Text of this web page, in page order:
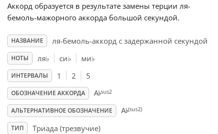
Dansk
Deutsch
Español
Français
Аккорд образуется в результате замены терции ля-
бемоль-мажорного аккорда большой секундой.
НАЗВАНИЕ ля-бемоль-аккорд с задержанной секундой
НОТЫ ля♭ си♭ ми♭
ИНТЕРВАЛЫ 1 2 5
ОБОЗНАЧЕНИЕ АККОРДА A♭sus2
АЛЬТЕРНАТИВНОЕ ОБОЗНАЧЕНИЕ A♭(sus2)
ТИП Триада (трезвучие)